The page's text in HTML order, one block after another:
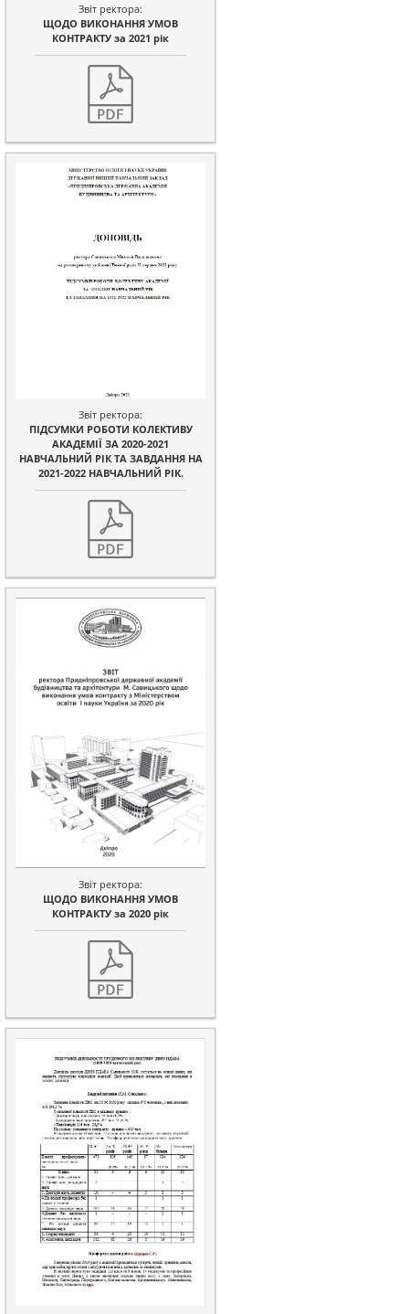
Звіт ректора:
ЩОДО ВИКОНАННЯ УМОВ
КОНТРАКТУ за 2021 рік
Звіт ректора:
ПІДСУМКИ РОБОТИ КОЛЕКТИВУ
АКАДЕМІЇ ЗА 2020-2021
НАВЧАЛЬНИЙ РІК ТА ЗАВДАННЯ НА
2021-2022 НАВЧАЛЬНИЙ РІК.
Звіт ректора:
ЩОДО ВИКОНАННЯ УМОВ
КОНТРАКТУ за 2020 рік